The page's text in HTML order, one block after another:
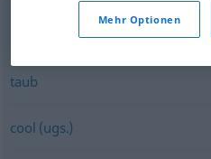
gleichgültig
taub
cool (ugs.)
Mehr Optionen